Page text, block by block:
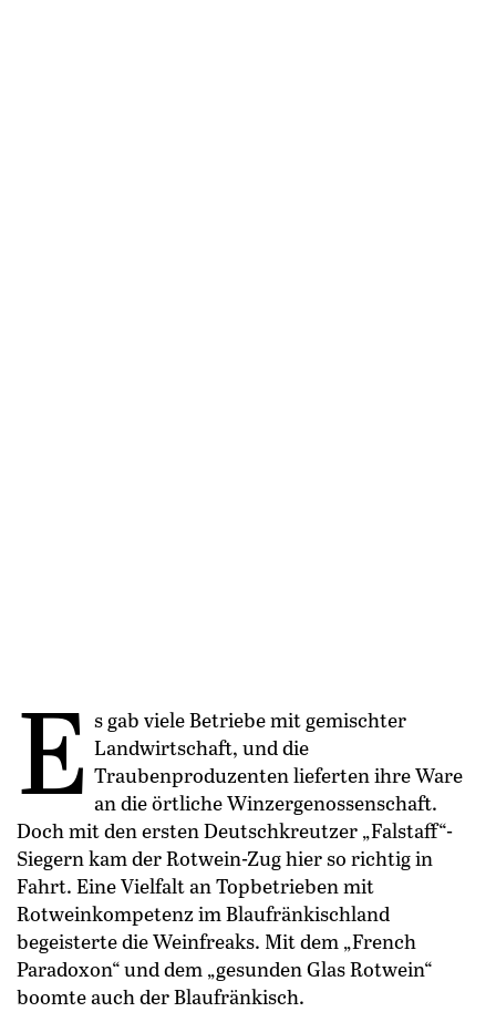
E s gab viele Betriebe mit gemischter
Landwirtschaft, und die
Traubenproduzenten lieferten ihre Ware
an die ­örtliche Winzergenossenschaft.
Doch mit den ersten Deutschkreutzer „Falstaff“-
Siegern kam der Rotwein-Zug hier so richtig in
Fahrt. Eine Vielfalt an Topbetrieben mit
Rotweinkompetenz im Blaufränkischland
begeisterte die Weinfreaks. Mit dem „French
Paradoxon“ und dem „gesunden Glas Rotwein“
boomte auch der Blaufränkisch.